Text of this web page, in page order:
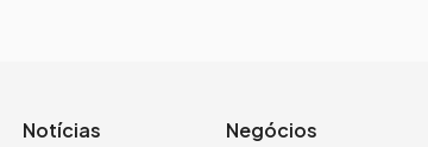
Notícias Negócios